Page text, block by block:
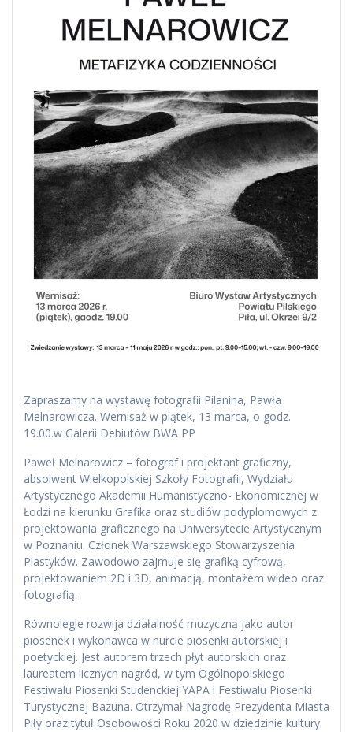
Zapraszamy na wystawę fotografii Pilanina, Pawła
Melnarowicza. Wernisaż w piątek, 13 marca, o godz.
19.00.w Galerii Debiutów BWA PP
Paweł Melnarowicz – fotograf i projektant graficzny,
absolwent Wielkopolskiej Szkoły Fotografii, Wydziału
Artystycznego Akademii Humanistyczno- Ekonomicznej w
Łodzi na kierunku Grafika oraz studiów podyplomowych z
projektowania graficznego na Uniwersytecie Artystycznym
w Poznaniu. Członek Warszawskiego Stowarzyszenia
Plastyków. Zawodowo zajmuje się grafiką cyfrową,
projektowaniem 2D i 3D, animacją, montażem wideo oraz
fotografią.
Równolegle rozwija działalność muzyczną jako autor
piosenek i wykonawca w nurcie piosenki autorskiej i
poetyckiej. Jest autorem trzech płyt autorskich oraz
laureatem licznych nagród, w tym Ogólnopolskiego
Festiwalu Piosenki Studenckiej YAPA i Festiwalu Piosenki
Turystycznej Bazuna. Otrzymał Nagrodę Prezydenta Miasta
Piły oraz tytuł Osobowości Roku 2020 w dziedzinie kultury.